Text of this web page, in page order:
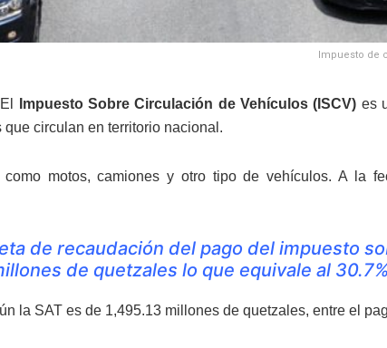
Impuesto de
Impuesto Sobre Circulación de Vehículos (ISCV) es
circulan en territorio nacional.
como motos, camiones y otro tipo de vehículos. A la
de recaudación del pago del impuesto
de quetzales lo que equivale al
la SAT es de 1,495.13 millones de quetzales, entre el